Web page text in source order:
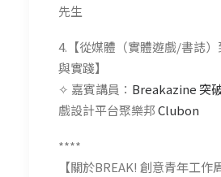
先生
4.【從媒體（實體遊戲/書誌
與實踐】
✧ 嘉賓講員： Breakazine 突
戲設計平台聚樂邦Clubon
****
【關於BREAK! 創意青年工作